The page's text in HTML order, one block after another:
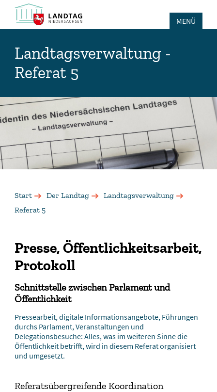
MENÜ
Landtagsverwaltung -
Referat 5
Start Der Landtag
Landtagsverwaltung
Referat 5
Presse, Öffentlichkeitsarbeit,
Protokoll
Schnittstelle zwischen Parlament und
Öffentlichkeit
Pressearbeit, digitale Informationsangebote, Führungen
durchs Parlament, Veranstaltungen und
Delegationsbesuche: Alles, was im weiteren Sinne die
Öffentlichkeit betrifft, wird in diesem Referat organisiert
und umgesetzt.
Referatsübergreifende Koordination